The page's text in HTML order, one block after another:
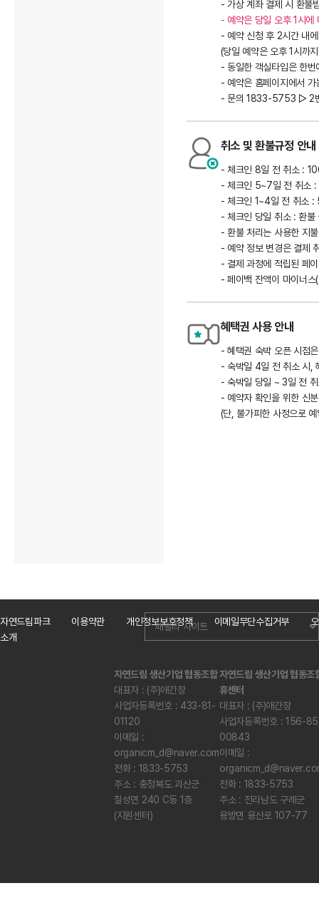
- 가상 계좌 결제 시 환불
- 예약은 당일 오후 1시에
- 예약 신청 후 2시간 내
(당일 예약은 오후 1시까
- 동일한 객실타입은 한
- 예약은 홈페이지에서 가
- 문의 1833-5753 ▷ 2
취소 및 환불규정 안내
- 체크인 8일 전 취소 :
- 체크인 5~7일 전 취소
- 체크인 1~4일 전 취소
- 체크인 당일 취소 : 환불
- 환불 처리는 사용한 지
- 예약 정보 변경은 결제
- 결제 과정에 적립된 페
- 페이백 잔액이 마이너
혜택권 사용 안내
- 혜택권 숙박 오픈 시점
- 숙박일 4일 전 취소 시,
- 숙박일 당일 ~ 3일 전
- 예약자 확인을 위한 신
(단, 불가피한 사정으로
자연드림파크
소개
이용약관 개인정보보호정책 이메일무단수집거부
자연드림 생산기업 협동조합
대표자 : (주)애간장
사업자등록번호 : 433-81-
01120
이메일 :
organicm_d@naver.com
전화 : 1833-5753
주소 : 충청북도 괴산군
칠성면 240 C동 1층
(지원센터)
자연드림 생산기업 협동조
휴센터
대표자 : (주)애간장
사업자등록번호 : 156-
00843
이메일 :
전화 : 1833-5753
주소 : 전라남도 구례군
용방면 용산로 107-77